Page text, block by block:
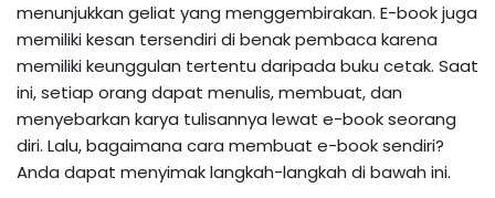
menunjukkan geliat yang menggembirakan. E-book juga
memiliki kesan tersendiri di benak pembaca karena
memiliki keunggulan tertentu daripada buku cetak. Saat
ini, setiap orang dapat menulis, membuat, dan
menyebarkan karya tulisannya lewat e-book seorang
diri. Lalu, bagaimana cara membuat e-book sendiri?
Anda dapat menyimak langkah-langkah di bawah ini.